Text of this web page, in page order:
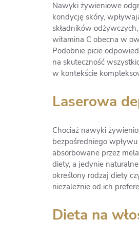
Nawyki żywieniowe
kondycję skóry,
składników
witamina C obecna w
Podobnie picie
na skuteczność
w kontekście
Laserowa
Chociaż nawyki
bezpośredniego
absorbowane przez
diety, a jedynie
określony rodzaj diety
niezależnie od ich
Dieta na